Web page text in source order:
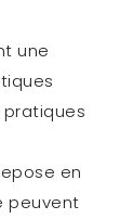
une
en
peuvent